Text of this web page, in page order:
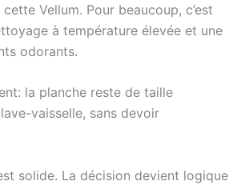
Vellum. Pour beaucoup, c’est
à température élevée et une
odorants.
la planche reste de taille
vaisselle, sans devoir
solide. La décision devient logique